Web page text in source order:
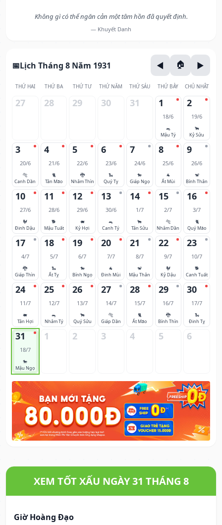
Không gì có thể ngăn cản một tâm hồn đã quyết định.
— Khuyết Danh
Lịch Tháng 8 Năm 1931
THỨ HAI THỨ BA THỨ TƯ THỨ NĂM THỨ SÁU THỨ BẢY CHỦ NHẬT
27 28 29 30 31 1
18/6
🐀
Mậu Tý
2
19/6
🐂
Kỷ Sửu
3
20/6
🐅
Canh Dần
4
21/6
🐈
Tân Mão
5
22/6
🐉
Nhâm Thìn
6
23/6
🐍
Quý Tỵ
7
24/6
🐎
Giáp Ngọ
8
25/6
🐐
Ất Mùi
9
26/6
🐒
Bính Thân
10
27/6
🐓
Đinh Dậu
11
28/6
🐕
Mậu Tuất
12
29/6
🐖
Kỷ Hợi
13
30/6
🐀
Canh Tý
14
1/7
🐂
Tân Sửu
15
2/7
🐅
Nhâm Dần
16
3/7
🐈
Quý Mão
17
4/7
🐉
Giáp Thìn
18
5/7
🐍
Ất Tỵ
19
6/7
🐎
Bính Ngọ
20
7/7
🐐
Đinh Mùi
21
8/7
🐒
Mậu Thân
22
9/7
🐓
Kỷ Dậu
23
10/7
🐕
Canh Tuất
24
11/7
🐖
Tân Hợi
25
12/7
🐀
Nhâm Tý
26
13/7
🐂
Quý Sửu
27
14/7
🐅
Giáp Dần
28
15/7
🐈
Ất Mão
29
16/7
🐉
Bính Thìn
30
17/7
🐍
Đinh Tỵ
31
18/7
🐎
Mậu Ngọ
1 2 3 4 5 6
XEM TỐT XẤU NGÀY 31 THÁNG 8
Giờ Hoàng Đạo